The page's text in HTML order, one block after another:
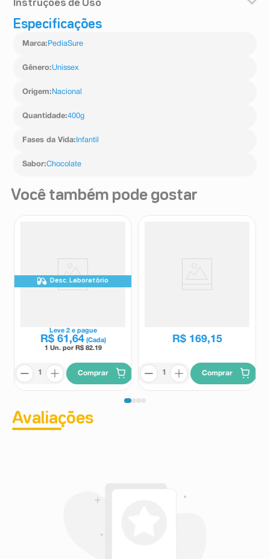
Instruções de Uso
Preparar Pediasure é fácil e rápido, adicione cinco
190ml de água, e misture continuamente até a diluição
Especificações
Marca: PediaSure
Gênero:Unissex
Origem: Nacional
Quantidade:400g
Fases da Vida: Infantil
Sabor:Chocolate
Você também pode gostar
Desc. Laboratório
Leve 2e pague
R$ 61 ,64 (Cada)
1 Un. por R$ 82.19
Comprar
R$ 169,15
Comprar
Avaliações